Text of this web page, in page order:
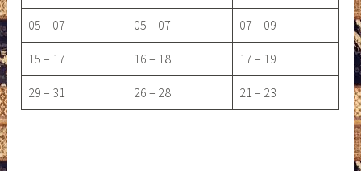
05 – 07 05 – 07 07 – 09
15 – 17 16 – 18 17 – 19
29 – 31 26 – 28 21 – 23